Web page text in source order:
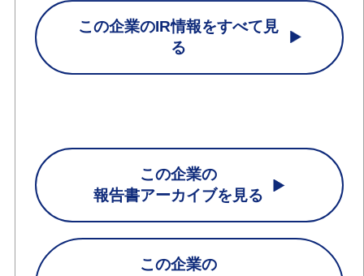
この企業のIR情報をすべて見
る
この企業の
報告書アーカイブを見る
この企業の